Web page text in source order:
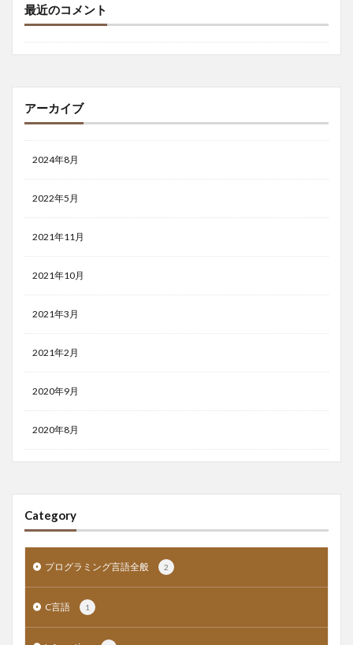
最近のコメント
アーカイブ
2024年8月
2022年5月
2021年11月
2021年10月
2021年3月
2021年2月
2020年9月
2020年8月
Category
プログラミング言語全般 2
C言語 1